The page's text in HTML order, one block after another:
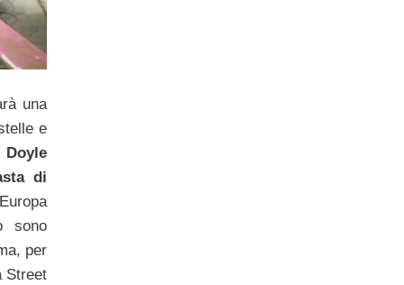
una
e
Doyle
di
sono
per
Street